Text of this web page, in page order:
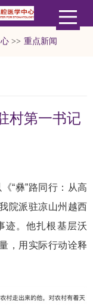
>> 重点新闻
村第一书记
“彝”路同行：从高
院派驻凉山州越西
迹。他扎根基层沃
，用实际行动诠释